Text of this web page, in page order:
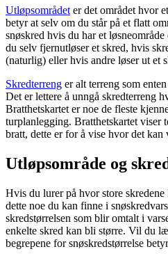
Utløpsområdet er det området hvor
betyr at selv om du står på et flatt
snøskred hvis du har et
du selv fjernutløser et skred, hvis
(naturlig) eller hvis andre løser ut et
Skredterreng er alt terreng som
Det er lettere å unngå skredterreng
Bratthetskartet er noe de fleste
turplanlegging. Bratthetskartet viser
bratt, dette er for å vise hvor det kan
Utløpsområde og
Hvis du lurer på hvor store
dette noe du kan finne i
skredstørrelsen som blir omtalt i
enkelte skred kan bli større. Vil du
begrepene for snøskredstørrelse